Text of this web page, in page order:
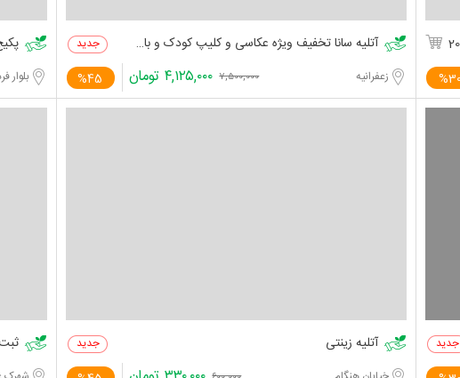
20
%30
آتلیه سانا تخفیف ویژه عکاسی و کلیپ کودک و بارداری
زعفرانیه %45 ۷,۵۰۰,۰۰۰ ۴,۱۲۵,۰۰۰ تومان
آتلیه زینتی